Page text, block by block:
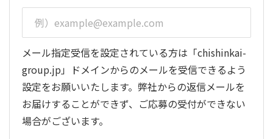
メール指定受信を設定されている方は「chishinkai-
group.jp」ドメインからのメールを受信できるよう
設定をお願いいたします。弊社からの返信メールを
お届けすることができず、ご応募の受付ができない
場合がございます。